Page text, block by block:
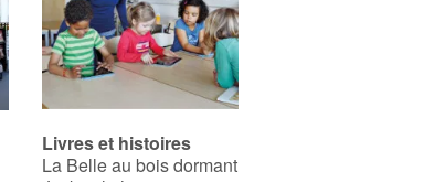
Livres et histoires
La Belle au bois dormant